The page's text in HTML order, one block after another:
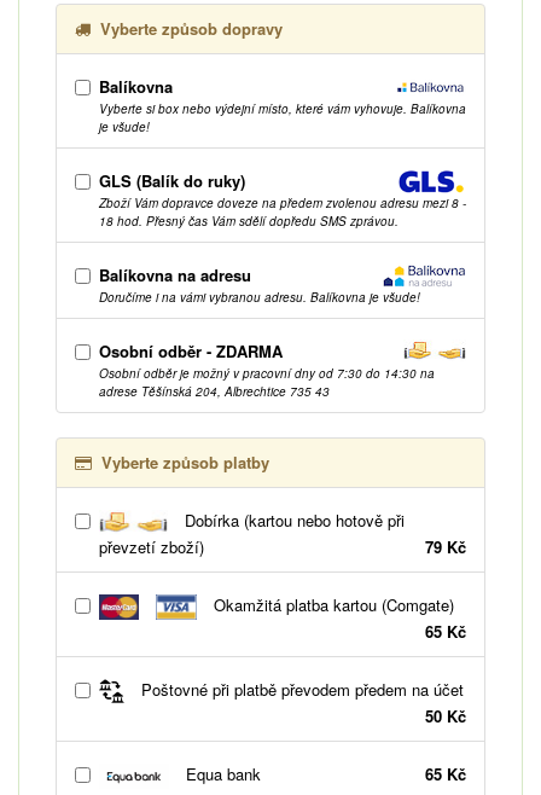
Vyberte způsob dopravy
Balíkovna
Vyberte si box nebo výdejní místo, které vám vyhovuje. Balíkovna
je všude!
GLS (Balík do ruky)
Zboží Vám dopravce doveze na předem zvolenou adresu mezi 8 -
18 hod. Přesný čas Vám sdělí dopředu SMS zprávou.
Balíkovna na adresu
Doručíme i na vámi vybranou adresu. Balíkovna je všude!
Osobní odběr - ZDARMA
Osobní odběr je možný v pracovní dny od 7:30 do 14:30 na
adrese Těšínská 204, Albrechtice 735 43
Vyberte způsob platby
Dobírka (kartou nebo hotově při
převzetí zboží)
79 Kč
Okamžitá platba kartou (Comgate)
65 Kč
Poštovné při platbě převodem předem na účet
50 Kč
Equa bank 65 Kč